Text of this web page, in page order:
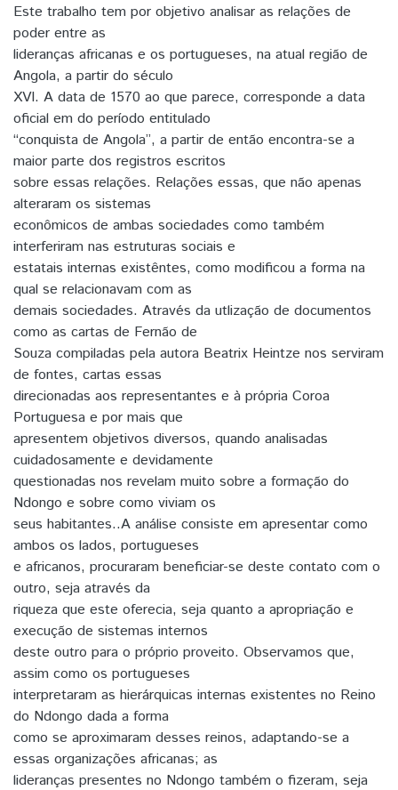
Este trabalho tem por objetivo analisar as relações de
poder entre as
lideranças africanas e os portugueses, na atual região de
Angola, a partir do século
XVI. A data de 1570 ao que parece, corresponde a data
oficial em do período entitulado
“conquista de Angola”, a partir de então encontra-se a
maior parte dos registros escritos
sobre essas relações. Relações essas, que não apenas
alteraram os sistemas
econômicos de ambas sociedades como também
interferiram nas estruturas sociais e
estatais internas existêntes, como modificou a forma na
qual se relacionavam com as
demais sociedades. Através da utlização de documentos
como as cartas de Fernão de
Souza compiladas pela autora Beatrix Heintze nos serviram
de fontes, cartas essas
direcionadas aos representantes e à própria Coroa
Portuguesa e por mais que
apresentem objetivos diversos, quando analisadas
cuidadosamente e devidamente
questionadas nos revelam muito sobre a formação do
Ndongo e sobre como viviam os
seus habitantes..A análise consiste em apresentar como
ambos os lados, portugueses
e africanos, procuraram beneficiar-se deste contato com o
outro, seja através da
riqueza que este oferecia, seja quanto a apropriação e
execução de sistemas internos
deste outro para o próprio proveito. Observamos que,
assim como os portugueses
interpretaram as hierárquicas internas existentes no Reino
do Ndongo dada a forma
como se aproximaram desses reinos, adaptando-se a
essas organizações africanas; as
lideranças presentes no Ndongo também o fizeram, seja